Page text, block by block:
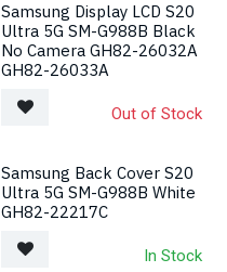
Samsung Display LCD S20
Ultra 5G SM-G988B Black
No Camera GH82-26032A
GH82-26033A
Out of Stock
Samsung Back Cover S20
Ultra 5G SM-G988B White
GH82-22217C
In Stock